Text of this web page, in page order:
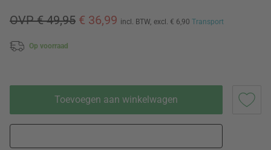
OVP € 49,95 € 36,99 incl. BTW, excl. € 6,90 Transport
Op voorraad
Toevoegen aan winkelwagen